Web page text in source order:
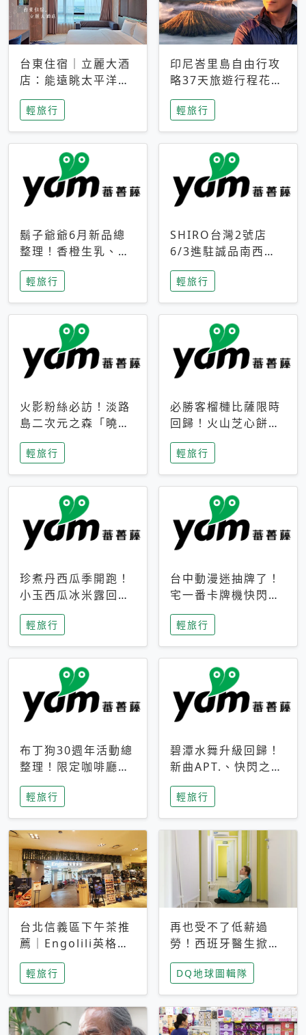
台東住宿｜立麗大酒
店：能遠眺太平洋與
中央山脈，被田野包
圍的台東度假感住宿
輕旅行
印尼峇里島自由行攻
略37天旅遊行程花費
5萬台幣 ❤️別等退休
才去圓夢 (附8.5萬次
下載峇里島地圖)😍
輕旅行
鬍子爺爺6月新品總
整理！香橙生乳、青
檸乳酪到PAPA磁
鐵，販售細節一次看
輕旅行
SHIRO台灣2號店
6/3進駐誠品南西！
限定香氛「果茶」與
永續店裝同步亮相
輕旅行
火影粉絲必訪！淡路
島二次元之森「曉」
解謎任務9月起全面
支援中文
輕旅行
必勝客榴槤比薩限時
回歸！火山芝心餅
皮、榴槤冰淇淋到樂
事聯名一次開吃
輕旅行
珍煮丹西瓜季開跑！
小玉西瓜冰米露回
歸，4公升分享壺也
成今夏焦點
輕旅行
台中動漫迷抽牌了！
宅一番卡牌機快閃草
悟道，15大人氣IP一
次開抽
輕旅行
布丁狗30週年活動總
整理！限定咖啡廳、
生日派對到路跑活動
一次看
輕旅行
碧潭水舞升級回歸！
新曲APT.、快閃之夜
到飛板秀，初夏夜遊
亮點一次看
輕旅行
台北信義區下午茶推
薦｜Engolili英格莉
莉統一時代店，花園
秘境雙人套餐必拍熔
岩鬆餅塔
輕旅行
再也受不了低薪過
勞！西班牙醫生掀罷
工潮、近四成護理師
想離職 但外國醫生
能解決問題嗎？
DQ地球圖輯隊